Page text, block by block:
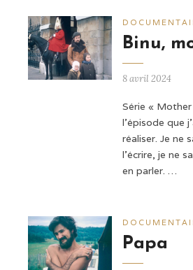
Binu,
8 avril 2024
Série «
l'épisode que
réaliser. Je ne
l'écrire, je ne
en parler. …
Papa